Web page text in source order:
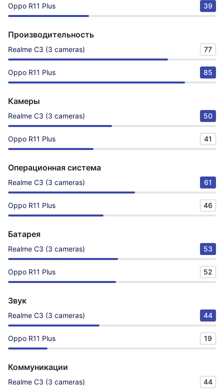
Oppo R11 Plus 39
Производительность
Realme C3 (3 cameras) 77
Oppo R11 Plus 85
Камеры
Realme C3 (3 cameras) 50
Oppo R11 Plus 41
Операционная система
Realme C3 (3 cameras) 61
Oppo R11 Plus 46
Батарея
Realme C3 (3 cameras) 53
Oppo R11 Plus 52
Звук
Realme C3 (3 cameras) 44
Oppo R11 Plus 19
Коммуникации
Realme C3 (3 cameras) 44